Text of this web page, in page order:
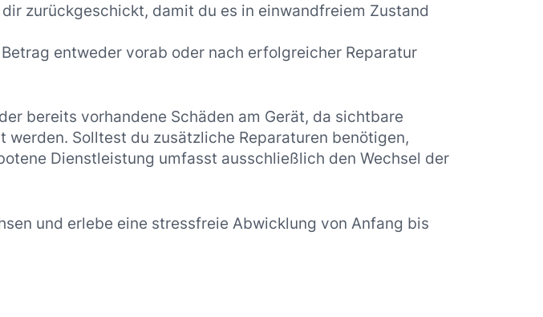
zurückgeschickt, damit du es in einwandfreiem Zustand
entweder vorab oder nach erfolgreicher Reparatur
bereits vorhandene Schäden am Gerät, da sichtbare
Solltest du zusätzliche Reparaturen benötigen,
Dienstleistung umfasst ausschließlich den Wechsel der
und erlebe eine stressfreie Abwicklung von Anfang bis